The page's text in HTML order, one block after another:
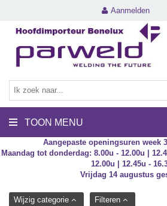
Aanmelden
TOON MENU
Aangepaste openingsuren week
Maandag tot donderdag: 8.00u - 12.00u |
12.00u | 12.45u -
Vrijdag 14 augustus
Wijzig categorie Filteren